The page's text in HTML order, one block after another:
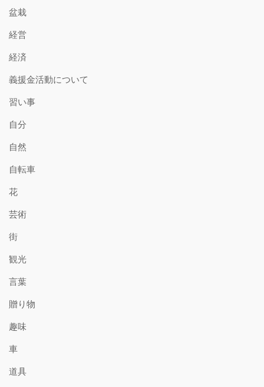
盆栽
経営
経済
義援金活動について
習い事
自分
自然
自転車
花
芸術
街
観光
言葉
贈り物
趣味
車
道具